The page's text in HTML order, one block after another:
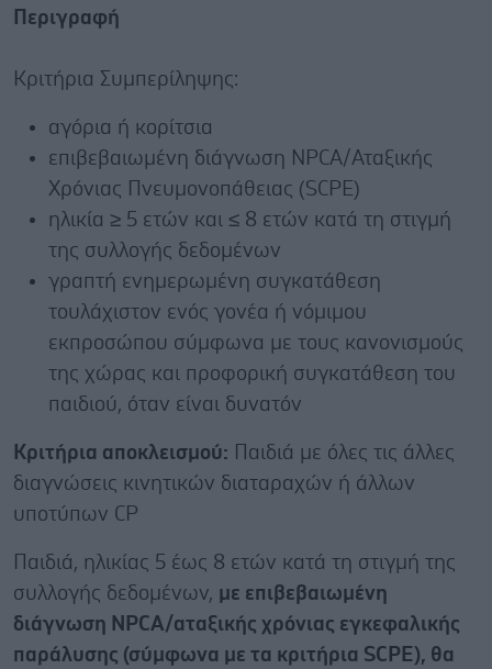
Περιγραφή
Κριτήρια Συμπερίληψης:
αγόρια ή κορίτσια
επιβεβαιωμένη διάγνωση NPCA/Αταξικής
Χρόνιας Πνευμονοπάθειας (SCPE)
ηλικία ≥ 5 ετών και ≤ 8 ετών κατά τη στιγμή
της συλλογής δεδομένων
γραπτή ενημερωμένη συγκατάθεση
τουλάχιστον ενός γονέα ή νόμιμου
εκπροσώπου σύμφωνα με τους κανονισμούς
της χώρας και προφορική συγκατάθεση του
παιδιού, όταν είναι δυνατόν
Κριτήρια αποκλεισμού: Παιδιά με όλες τις άλλες
διαγνώσεις κινητικών διαταραχών ή άλλων
υποτύπων CP
Παιδιά, ηλικίας 5 έως 8 ετών κατά τη στιγμή της
συλλογής δεδομένων, με επιβεβαιωμένη
διάγνωση NPCA/αταξικής χρόνιας εγκεφαλικής
παράλυσης (σύμφωνα με τα κριτήρια SCPE), θα